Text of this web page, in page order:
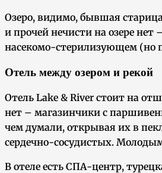
Озеро, видимо, бывшая
и прочей нечисти на озере нет
насекомо-стерилизующем (но
Отель между озером и рекой
Отель Lake & River стоит на
нет – магазинчики с
чем думали, открывая их в
сердечно-сосудистых.
В отеле есть СПА-центр,